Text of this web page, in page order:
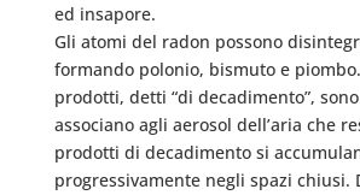
ed insapore.
Gli atomi del radon possono
formando polonio, bismuto e
prodotti, detti “di decadimento”,
associano agli aerosol dell’aria che
prodotti di decadimento si
progressivamente negli spazi chiusi.